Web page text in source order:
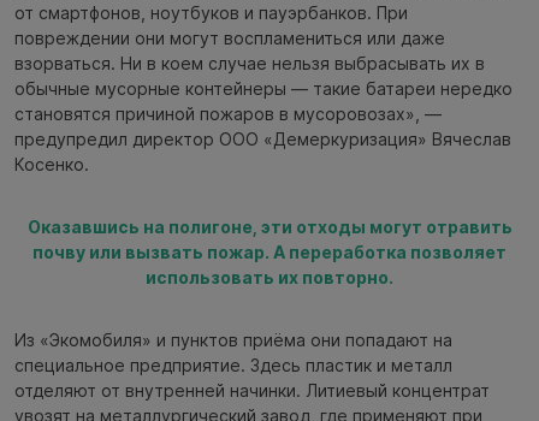
от смартфонов, ноутбуков и пауэрбанков. При
повреждении они могут воспламениться или даже
взорваться. Ни в коем случае нельзя выбрасывать их в
обычные мусорные контейнеры — такие батареи нередко
становятся причиной пожаров в мусоровозах», —
предупредил директор ООО «Демеркуризация» Вячеслав
Косенко.
Оказавшись на полигоне, эти отходы могут отравить
почву или вызвать пожар. А переработка позволяет
использовать их повторно.
Из «Экомобиля» и пунктов приёма они попадают на
специальное предприятие. Здесь пластик и металл
отделяют от внутренней начинки. Литиевый концентрат
увозят на металлургический завод, где применяют при